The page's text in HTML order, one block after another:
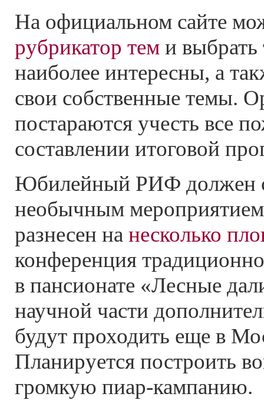
На официальном сайте
рубрикатор тем и выбрать
наиболее интересны, а
свои собственные темы.
постараются учесть все
составлении итоговой
Юбилейный РИФ должен
необычным
разнесен на несколько
конференция
в пансионате «Лесные
научной части
будут проходить еще в
Планируется построить
громкую пиар-кампанию.